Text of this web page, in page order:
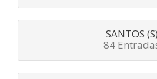
SANTOS (S)
84